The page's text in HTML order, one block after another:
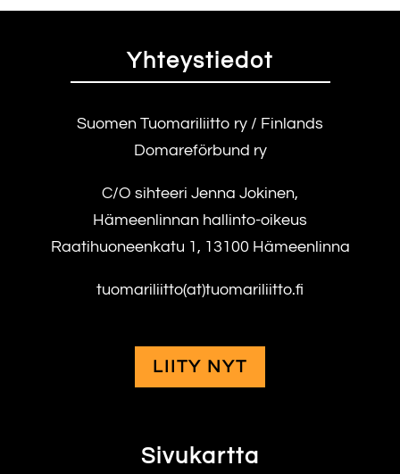
Yhteystiedot
Suomen Tuomariliitto ry / Finlands
Domareförbund ry
C/O sihteeri Jenna Jokinen,
Hämeenlinnan hallinto-oikeus
Raatihuoneenkatu 1, 13100 Hämeenlinna
tuomariliitto(at)tuomariliitto.fi
LIITY NYT
Sivukartta